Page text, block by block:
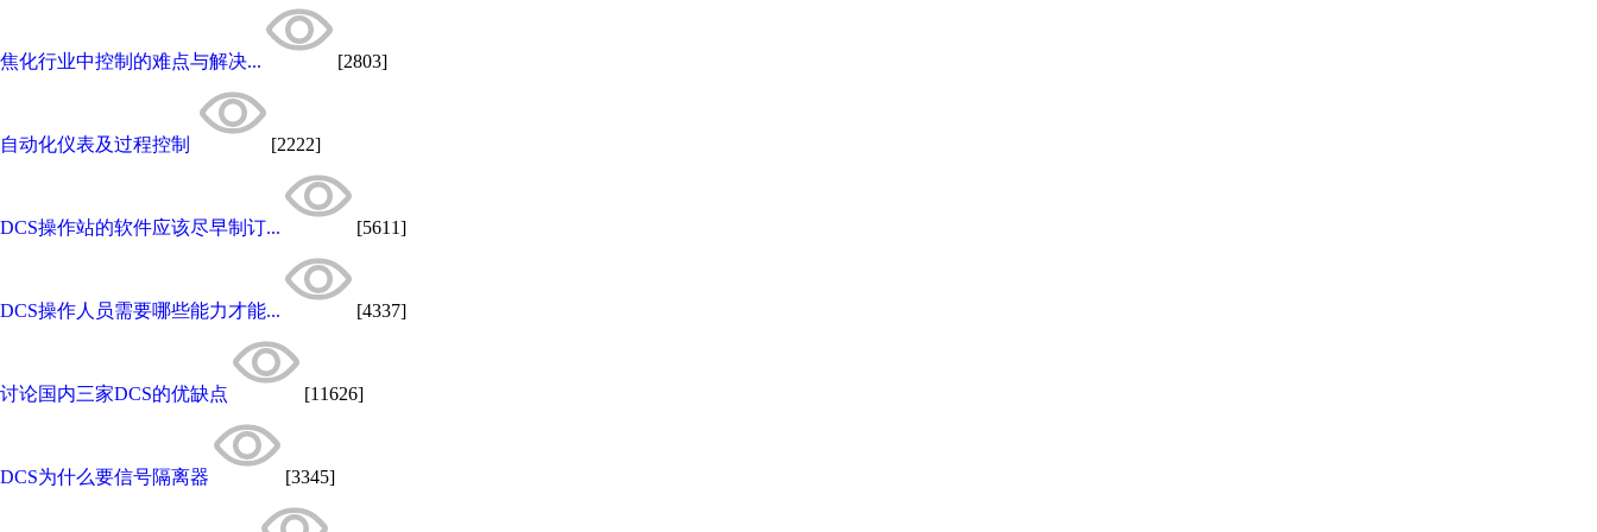
焦化行业中控制的难点与解决... [2803]
自动化仪表及过程控制 [2222]
DCS操作站的软件应该尽早制订... [5611]
DCS操作人员需要哪些能力才能... [4337]
讨论国内三家DCS的优缺点 [11626]
DCS为什么要信号隔离器 [3345]